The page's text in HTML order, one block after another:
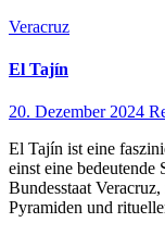
Veracruz
El Tajín
20. Dezember 2024
El Tajín ist eine
einst eine bedeutende
Bundesstaat
Pyramiden und